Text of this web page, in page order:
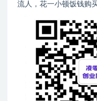
流人，花一小顿饭钱购